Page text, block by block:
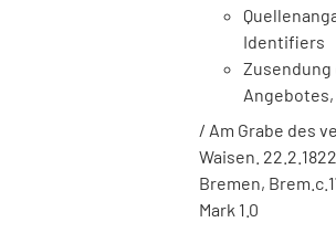
Identifiers
/ Am Grabe des
Waisen.
Bremen,
Mark 1.0